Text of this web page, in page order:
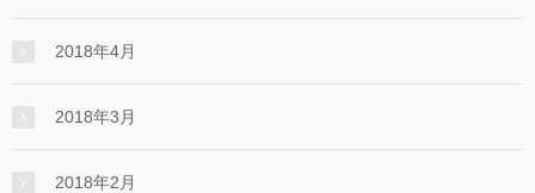
2018年4月
2018年3月
2018年2月